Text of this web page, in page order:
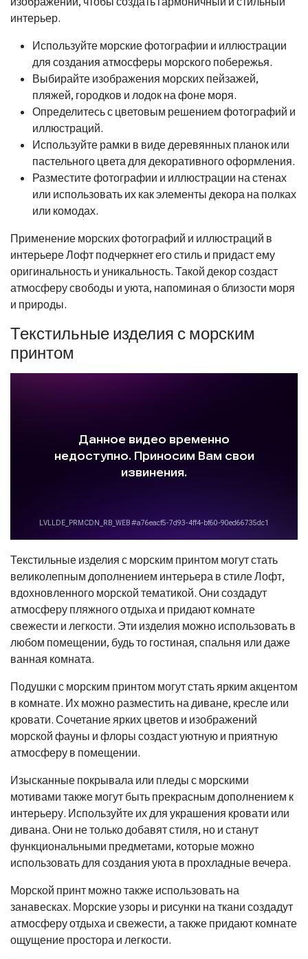
интерьер.
Используйте морские фотографии и иллюстрации
для создания атмосферы морского побережья.
Выбирайте изображения морских пейзажей,
пляжей, городков и лодок на фоне моря.
Определитесь с цветовым решением фотографий и
иллюстраций.
Используйте рамки в виде деревянных планок или
пастельного цвета для декоративного оформления.
Разместите фотографии и иллюстрации на стенах
или использовать их как элементы декора на полках
или комодах.
Применение морских фотографий и иллюстраций в
интерьере Лофт подчеркнет его стиль и придаст ему
оригинальность и уникальность. Такой декор создаст
атмосферу свободы и уюта, напоминая о близости моря
и природы.
Текстильные изделия с морским
принтом
Текстильные изделия с морским принтом могут стать
великолепным дополнением интерьера в стиле Лофт,
вдохновленного морской тематикой. Они создадут
атмосферу пляжного отдыха и придают комнате
свежести и легкости. Эти изделия можно использовать в
любом помещении, будь то гостиная, спальня или даже
ванная комната.
Подушки с морским принтом могут стать ярким акцентом
в комнате. Их можно разместить на диване, кресле или
кровати. Сочетание ярких цветов и изображений
морской фауны и флоры создаст уютную и приятную
атмосферу в помещении.
Изысканные покрывала или пледы с морскими
мотивами также могут быть прекрасным дополнением к
интерьеру. Используйте их для украшения кровати или
дивана. Они не только добавят стиля, но и станут
функциональными предметами, которые можно
использовать для создания уюта в прохладные вечера.
Морской принт можно также использовать на
занавесках. Морские узоры и рисунки на ткани создадут
атмосферу отдыха и свежести, а также придают комнате
ощущение простора и легкости.